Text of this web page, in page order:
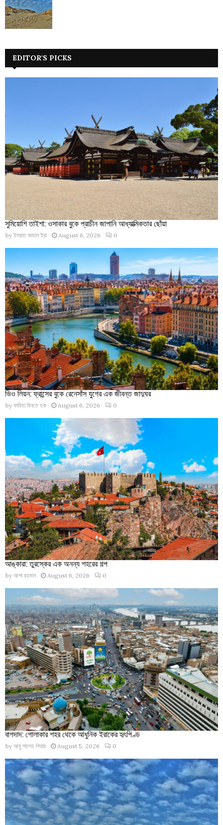
EDITOR'S PICKS
সুমিয়োশি তাইশা: ওসাকার বুকে প্রাচীন জাপানি আধ্যাত্মিকতার ছোঁয়া
by ইসরাত জাহান ইরা August 6, 2026 0
ভিও লিয়ন: ফ্রান্সের বুকে রেনেসাঁস যুগের এক জীবন্ত জাদুঘর
by ফাবিহা বিনতে হক August 6, 2026 0
আঙ্কারা: তুরস্কের এক অনন্য শহরের গল্প
by আশা রহমান August 6, 2026 0
বাগদাদ: গোলাকার শহর থেকে আধুনিক ইরাকের হৃৎপিণ্ড
by আবু সালেহ পিয়ার August 5, 2026 0